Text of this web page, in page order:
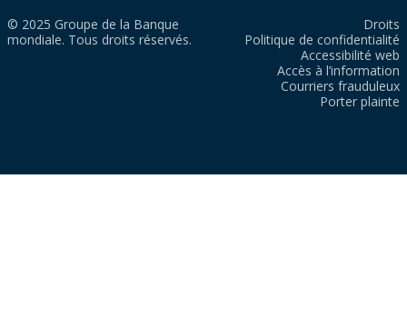
© 2025 Groupe de la Banque
mondiale. Tous droits réservés.
Droits
Politique de confidentialité
Accessibilité web
Accès à l’information
Courriers frauduleux
Porter plainte